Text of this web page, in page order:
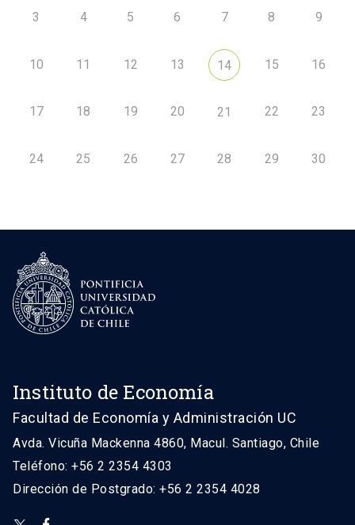
3 4 5 6 7 8 9
10 11 12 13 14 15 16
17 18 19 20 21 22 23
24 25 26 27 28 29 30
Instituto de Economía
Facultad de Economía y Administración UC
Avda. Vicuña Mackenna 4860, Macul. Santiago, Chile
Teléfono: +56 2 2354 4303
Dirección de Postgrado: +56 2 2354 4028